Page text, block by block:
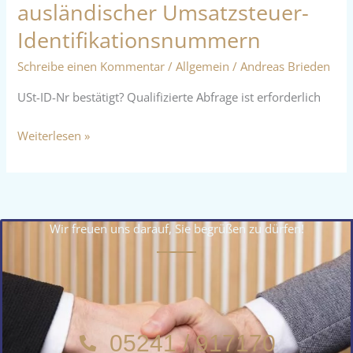
ausländischer Umsatzsteuer-
Identifikationsnummern
Schreibe einen Kommentar /Allgemein /Andreas Brieden
USt-ID-Nr bestätigt? Qualifizierte Abfrage ist erforderlich
Weiterlesen »
Wir freuen uns darauf, Sie begrüßen zu dürfen!
05241 / 917170